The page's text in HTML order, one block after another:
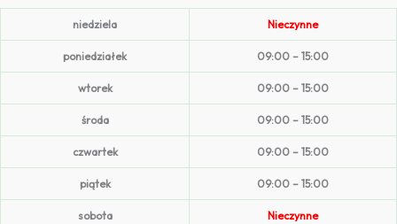
niedziela Nieczynne
poniedziałek 09:00 – 15:00
wtorek 09:00 – 15:00
środa 09:00 – 15:00
czwartek 09:00 – 15:00
piątek 09:00 – 15:00
sobota Nieczynne